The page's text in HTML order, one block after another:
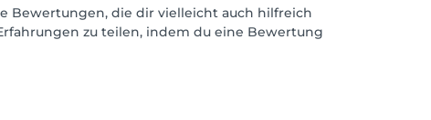
Bewertungen, die dir vielleicht auch hilfreich
zu teilen, indem du eine Bewertung